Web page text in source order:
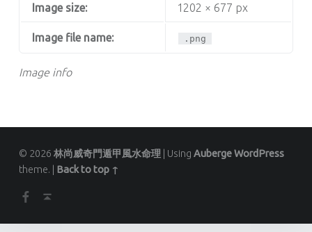
Image info
Image size: 1202 × 677 px
Image file name: .png
© 2026 林尚威奇門遁甲風水命理 Using AubergeWordPress
theme.
Back to top ↑
Facebook